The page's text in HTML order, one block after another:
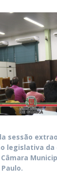
sessão
legislativa da